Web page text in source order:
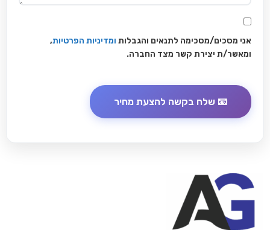
אני מסכים/מסכימה לתנאים והגבלות ומדיניות הפרטיות,
ומאשר/ת יצירת קשר מצד החברה.